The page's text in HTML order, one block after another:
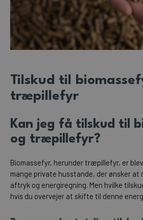
Tilskud til
træpillefyr
Kan jeg få tilskud til
og træpillefyr?
Biomassefyr, herunder træpillefyr, er
mange private husstande, der ønsker at
aftryk og energiregning. Men hvilke
hvis du overvejer at skifte til denne